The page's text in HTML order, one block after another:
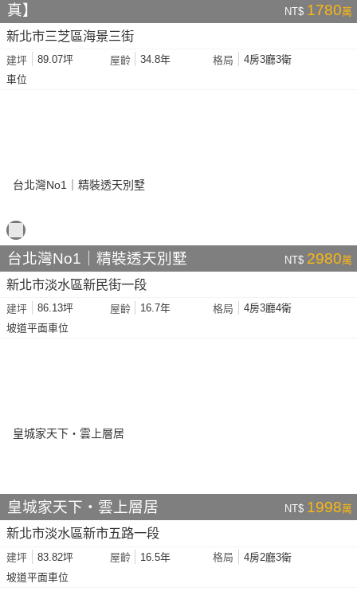
真】
NT$ 1780萬
新北市三芝區海景三街
建坪 89.07坪 屋齡 34.8年 格局
4房3廳3衛
車位
台北灣No1｜精裝透天別墅 NT$ 2980萬
新北市淡水區新民街一段
建坪 86.13坪 屋齡 16.7年 格局
4房3廳4衛
坡道平面車位
皇城家天下・雲上層居 NT$ 1998萬
新北市淡水區新市五路一段
建坪 83.82坪 屋齡 16.5年 格局
4房2廳3衛
坡道平面車位